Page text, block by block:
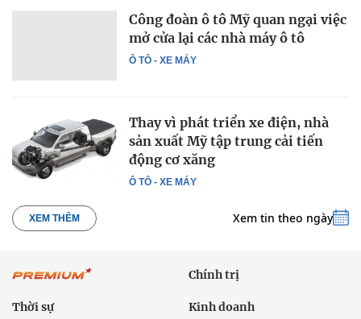
Ô TÔ - XE MÁY
Công đoàn ô tô Mỹ quan ngại việc
mở cửa lại các nhà máy ô tô
Ô TÔ - XE MÁY
Thay vì phát triển xe điện, nhà
sản xuất Mỹ tập trung cải tiến
động cơ xăng
XEM THÊM Xem tin theo ngày
Chính trị
Thời sự Kinh doanh